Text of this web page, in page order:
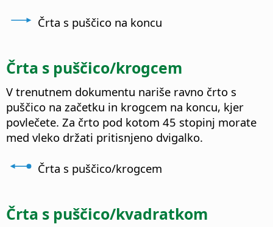
Črta s puščico na koncu
Črta s puščico/krogcem
V trenutnem dokumentu nariše ravno črto s
puščico na začetku in krogcem na koncu, kjer
povlečete. Za črto pod kotom 45 stopinj morate
med vleko držati pritisnjeno dvigalko.
Črta s puščico/krogcem
Črta s puščico/kvadratkom